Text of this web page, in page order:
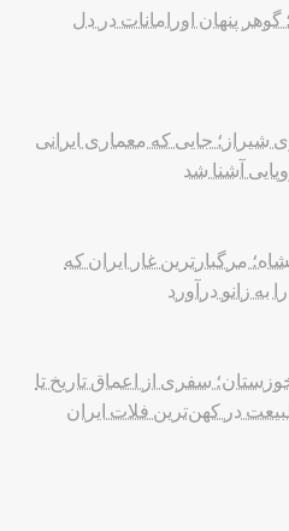
گوهر پنهان اورامانات در دل
شیراز؛ جایی که معماری ایرانی
آشنا شد
مرگبارترین غار ایران که
زانو درآورد
سفری از اعماق تاریخ تا
در کهن‌ترین فلات ایران